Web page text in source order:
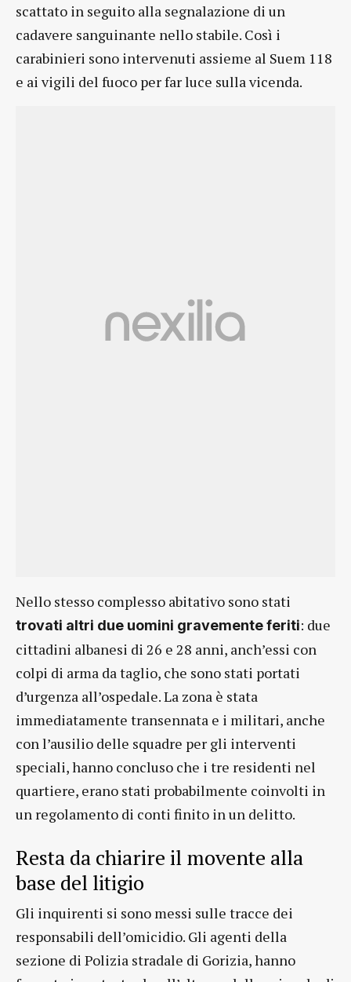
scattato in seguito alla segnalazione di un
cadavere sanguinante nello stabile. Così i
carabinieri sono intervenuti assieme al Suem 118
e ai vigili del fuoco per far luce sulla vicenda.
Nello stesso complesso abitativo sono stati
trovati altri due uomini gravemente feriti: due
cittadini albanesi di 26 e 28 anni, anch’essi con
colpi di arma da taglio, che sono stati portati
d’urgenza all’ospedale. La zona è stata
immediatamente transennata e i militari, anche
con l’ausilio delle squadre per gli interventi
speciali, hanno concluso che i tre residenti nel
quartiere, erano stati probabilmente coinvolti in
un regolamento di conti finito in un delitto.
Resta da chiarire il movente alla
base del litigio
Gli inquirenti si sono messi sulle tracce dei
responsabili dell’omicidio. Gli agenti della
sezione di Polizia stradale di Gorizia, hanno